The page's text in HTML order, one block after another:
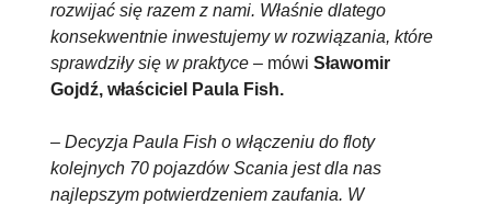
rozwijać się razem z nami. Właśnie dlatego
konsekwentnie inwestujemy w rozwiązania, które
sprawdziły się w praktyce – mówi Sławomir
Gojdź, właściciel Paula Fish.
– Decyzja Paula Fish o włączeniu do floty
kolejnych 70 pojazdów Scania jest dla nas
najlepszym potwierdzeniem zaufania. W